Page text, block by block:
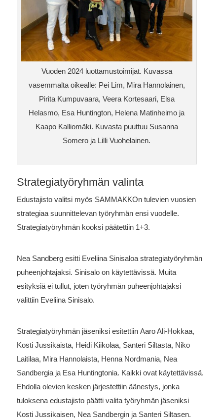
Vuoden 2024 luottamustoimijat. Kuvassa
vasemmalta oikealle: Pei Lim, Mira Hannolainen,
Pirita Kumpuvaara, Veera Kortesaari, Elsa
Helasmo, Esa Huntington, Helena Matinheimo ja
Kaapo Kalliomäki. Kuvasta puuttuu Susanna
Somero ja Lilli Vuohelainen.
Strategiatyöryhmän valinta
Edustajisto valitsi myös SAMMAKKOn tulevien vuosien
strategiaa suunnittelevan työryhmän ensi vuodelle.
Strategiatyöryhmän kooksi päätettiin 1+3.
Nea Sandberg esitti Eveliina Sinisaloa strategiatyöryhmän
puheenjohtajaksi. Sinisalo on käytettävissä. Muita
esityksiä ei tullut, joten työryhmän puheenjohtajaksi
valittiin Eveliina Sinisalo.
Strategiatyöryhmän jäseniksi esitettiin Aaro Ali-Hokkaa,
Kosti Jussikaista, Heidi Kiikolaa, Santeri Siltasta, Niko
Laitilaa, Mira Hannolaista, Henna Nordmania, Nea
Sandbergia ja Esa Huntingtonia. Kaikki ovat käytettävissä.
Ehdolla olevien kesken järjestettiin äänestys, jonka
tuloksena edustajisto päätti valita työryhmän jäseniksi
Kosti Jussikaisen, Nea Sandbergin ja Santeri Siltasen.